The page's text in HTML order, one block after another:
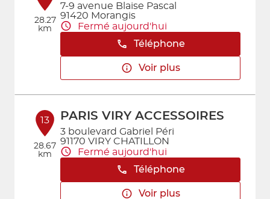
28.27
km
7-9 avenue Blaise Pascal
91420 Morangis
Fermé aujourd'hui
Téléphone
Voir plus
13
28.67
km
PARIS VIRY ACCESSOIRES
3 boulevard Gabriel Péri
91170 VIRY CHATILLON
Fermé aujourd'hui
Téléphone
Voir plus